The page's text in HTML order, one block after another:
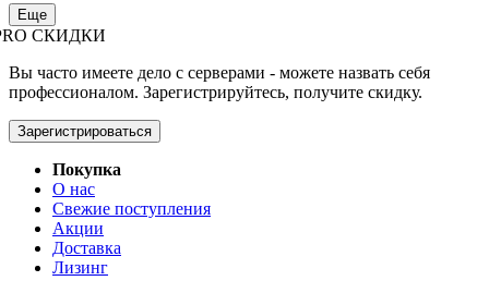
Еще
СКИДКИ
Вы часто имеете дело с серверами - можете назвать себя
профессионалом. Зарегистрируйтесь, получите скидку.
Зарегистрироваться
Покупка
О нас
Свежие поступления
Акции
Доставка
Лизинг